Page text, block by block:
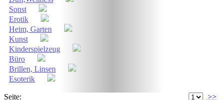
Heim, Garten
Kunst
Kinderspielzeug
Büro
Brillen, Linsen
Esoterik
Seite:
Sortierung: